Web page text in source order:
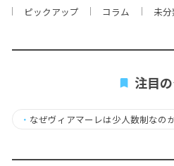
ピックアップ コラム 未分
注目
・ なぜヴィアマーレは少人数制なの